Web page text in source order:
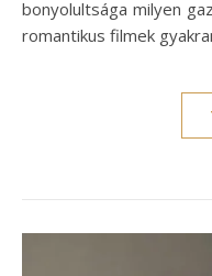
bonyolultsága milyen
romantikus filmek